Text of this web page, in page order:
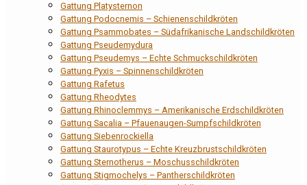
Gattung Platysternon
Gattung Podocnemis – Schienenschildkröten
Gattung Psammobates – Südafrikanische Landschildkröten
Gattung Pseudemydura
Gattung Pseudemys – Echte Schmuckschildkröten
Gattung Pyxis – Spinnenschildkröten
Gattung Rafetus
Gattung Rheodytes
Gattung Rhinoclemmys – Amerikanische Erdschildkröten
Gattung Sacalia – Pfauenaugen-Sumpfschildkröten
Gattung Siebenrockiella
Gattung Staurotypus – Echte Kreuzbrustschildkröten
Gattung Sternotherus – Moschusschildkröten
Gattung Stigmochelys – Pantherschildkröten